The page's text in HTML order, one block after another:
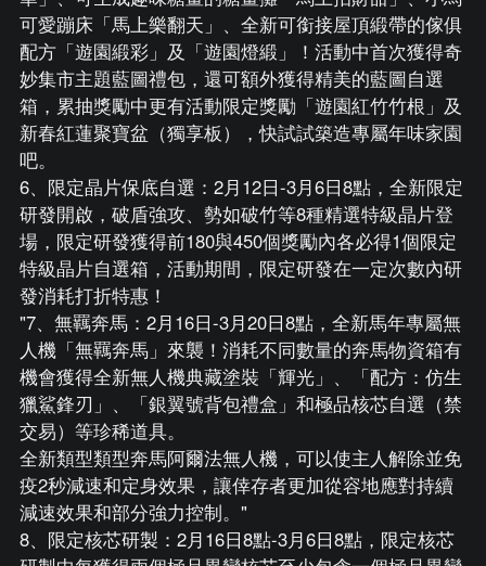
可愛蹦床「馬上樂翻天」、全新可銜接屋頂緞帶的傢俱
配方「遊園緞彩」及「遊園燈緞」！活動中首次獲得奇
妙集市主題藍圖禮包，還可額外獲得精美的藍圖自選
箱，累抽獎勵中更有活動限定獎勵「遊園紅竹竹根」及
新春紅蓮聚寶盆（獨享板），快試試築造專屬年味家園
吧。
6、限定晶片保底自選：2月12日-3月6日8點，全新限定
研發開啟，破盾強攻、勢如破竹等8種精選特級晶片登
場，限定研發獲得前180與450個獎勵內各必得1個限定
特級晶片自選箱，活動期間，限定研發在一定次數內研
發消耗打折特惠！
"7、無羈奔馬：2月16日-3月20日8點，全新馬年專屬無
人機「無羈奔馬」來襲！消耗不同數量的奔馬物資箱有
機會獲得全新無人機典藏塗裝「輝光」、「配方：仿生
獵鯊鋒刃」、「銀翼號背包禮盒」和極品核芯自選（禁
交易）等珍稀道具。
全新類型類型奔馬阿爾法無人機，可以使主人解除並免
疫2秒減速和定身效果，讓倖存者更加從容地應對持續
減速效果和部分強力控制。"
8、限定核芯研製：2月16日8點-3月6日8點，限定核芯